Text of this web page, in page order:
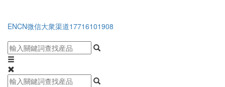
ENCN微信大衆渠道17716101908